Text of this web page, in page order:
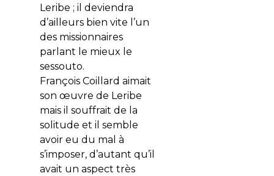
Leribe ; il deviendra
d’ailleurs bien vite l’un
des missionnaires
parlant le mieux le
sessouto.
François Coillard aimait
son œuvre de Leribe
mais il souffrait de la
solitude et il semble
avoir eu du mal à
s’imposer, d’autant qu’il
avait un aspect très